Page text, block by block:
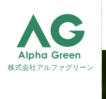
株式会社アルファグリーン